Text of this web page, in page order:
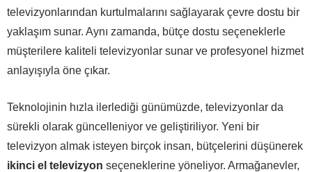
televizyonlarından kurtulmalarını sağlayarak çevre dostu bir
yaklaşım sunar. Aynı zamanda, bütçe dostu seçeneklerle
müşterilere kaliteli televizyonlar sunar ve profesyonel hizmet
anlayışıyla öne çıkar.
Teknolojinin hızla ilerlediği günümüzde, televizyonlar da
sürekli olarak güncelleniyor ve geliştiriliyor. Yeni bir
televizyon almak isteyen birçok insan, bütçelerini düşünerek
ikinci el televizyon seçeneklerine yöneliyor. Armağanevler,